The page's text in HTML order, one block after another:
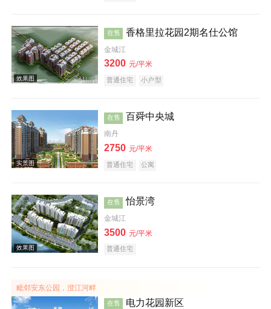
效果图
在售 香格里拉花园2期名仕公馆
金城江
3200 元/平米
普通住宅 小户型
在售 百舜中央城
南丹
2750 元/平米
普通住宅 公寓
在售 怡景湾
金城江
3500 元/平米
普通住宅
毗邻安东公园，澄江河畔
在售 电力花园新区